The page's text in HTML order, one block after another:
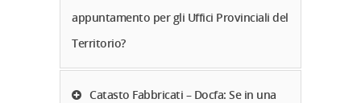
appuntamento per gli Uffici Provinciali del
Territorio?
Catasto Fabbricati – Docfa: Se in una